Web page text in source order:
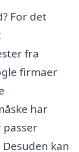
For det
fra
firmaer
har
passer
kan